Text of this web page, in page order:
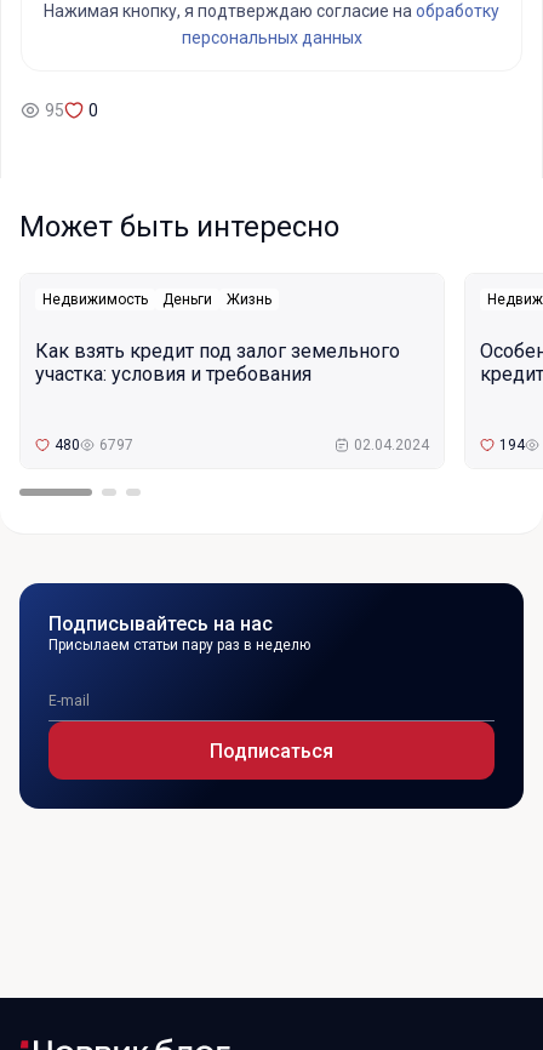
Нажимая кнопку, я подтверждаю согласие на обработку
персональных данных
95 0
Может быть интересно
Недвижимость Деньги Жизнь
Как взять кредит под залог земельного
участка: условия и требования
480 6797 02.04.2024 194
Подписывайтесь на нас
Присылаем статьи пару раз в неделю
Подписаться